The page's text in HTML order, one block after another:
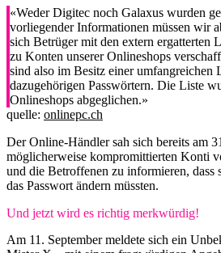
«Weder Digitec noch Galaxus wurden
vorliegender Informationen müssen wir
sich Betrüger mit den extern ergatterten
zu Konten unserer Onlineshops
sind also im Besitz einer umfangreichen
dazugehörigen Passwörtern. Die Liste
Onlineshops abgeglichen.»
quelle: onlinepc.ch
Der Online-Händler sah sich bereits am
möglicherweise kompromittierten Konti
und die Betroffenen zu informieren, dass
das Passwort ändern müssten.
Und jetzt wird es richtig merkwürdig!
Am 11. September meldete sich ein